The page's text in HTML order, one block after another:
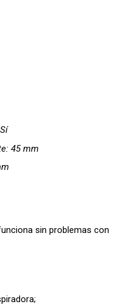
45 mm
sin problemas con